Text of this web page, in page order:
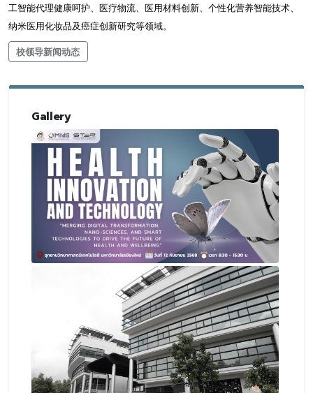
工智能代理健康呵护、医疗物流、医用材料创新、个性化营养智能技术、
纳米医用化妆品及癌症创新研究等领域。
校领导新闻动态
Gallery